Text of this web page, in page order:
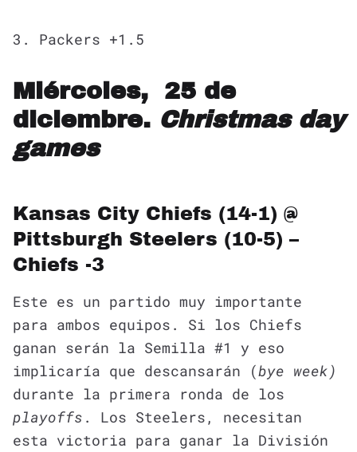
3. Packers +1.5
Miércoles, 25 de
diciembre. Christmas day
games
Kansas City Chiefs (14-1) @
Pittsburgh Steelers (10-5) –
Chiefs -3
Este es un partido muy importante
para ambos equipos. Si los Chiefs
ganan serán la Semilla #1 y eso
implicaría que descansarán (bye week)
durante la primera ronda de los
playoffs . Los Steelers, necesitan
esta victoria para ganar la División